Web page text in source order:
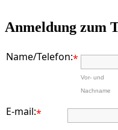
Anmeldung zum
Name/Telefon:*
Vor- und
Nachname
E-mail:*